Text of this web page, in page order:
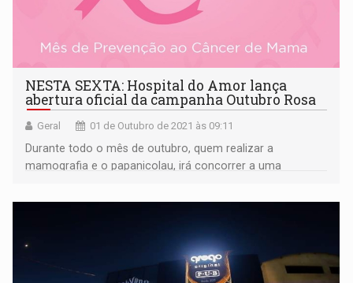
NESTA SEXTA: Hospital do Amor lança
abertura oficial da campanha Outubro Rosa
Geral 01 de Outubro de 2021 às 09:11
Durante todo o mês de outubro, quem realizar a
mamografia e o papanicolau, irá concorrer a uma